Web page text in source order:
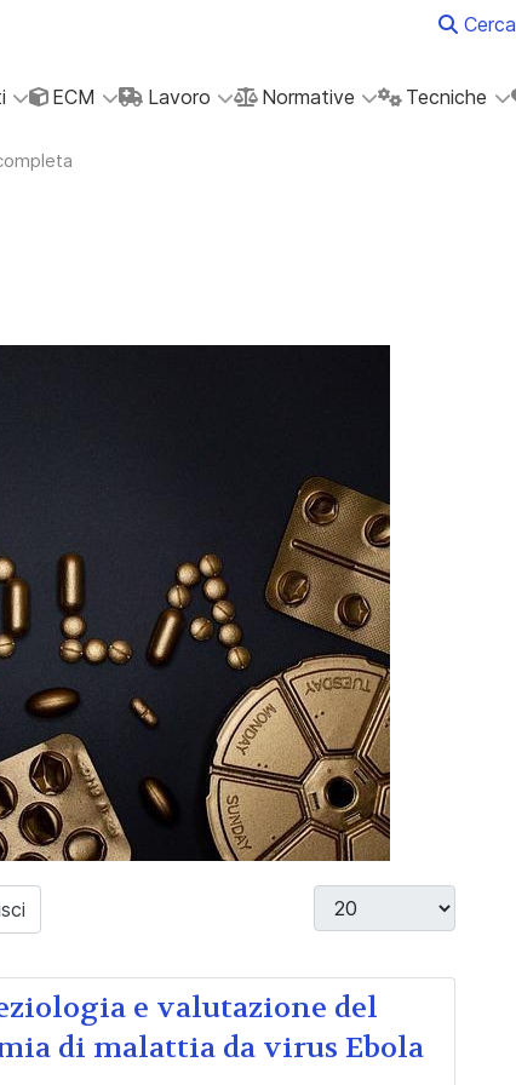
Cerca
ECM Lavoro Normative Tecniche
Visualizza #
e valutazione del
di malattia da virus Ebola